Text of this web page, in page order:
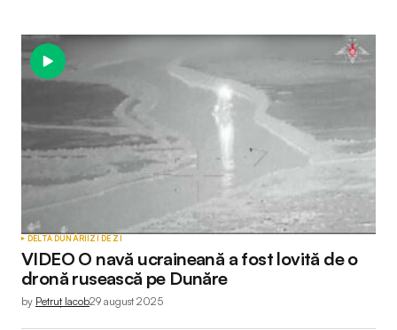
DELTA DUNĂRIIZI DE ZI
VIDEO O navă ucraineană a fost lovită de o
dronă rusească pe Dunăre
by Petruț Iacob29 august 2025